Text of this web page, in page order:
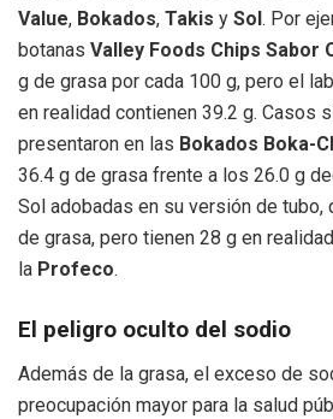
Value, Bokados, Takis y Sol. Por
botanas Valley Foods Chips Sabor
g de grasa por cada 100 g, pero el
en realidad contienen 39.2 g. Casos
presentaron en las Bokados Boka-
36.4 g de grasa frente a los 26.0 g
Sol adobadas en su versión de tubo,
de grasa, pero tienen 28 g en
la Profeco.
El peligro oculto del sodio
Además de la grasa, el exceso de
preocupación mayor para la salud